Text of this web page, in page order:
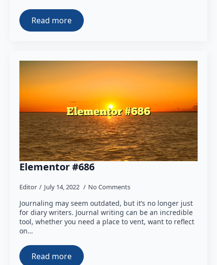
Read more
Elementor #686
Editor July 14, 2022 No Comments
Journaling may seem outdated, but it’s no longer just
for diary writers. Journal writing can be an incredible
tool, whether you need a place to vent, want to reflect
on…
Read more